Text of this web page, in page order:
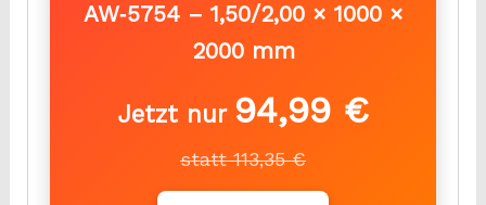
AW‑5754 – 1,50/2,00 × 1000 ×
2000 mm
Jetzt nur 94,99 €
statt 113,35 €